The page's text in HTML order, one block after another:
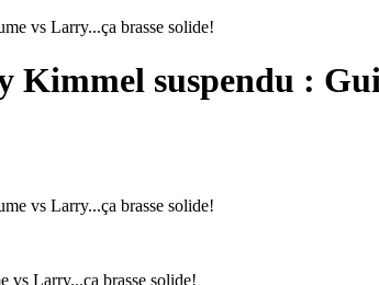
suspendu :
vs Larry...ça brasse solide!